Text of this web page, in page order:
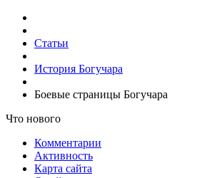
Статьи
История Богучара
Боевые страницы Богучара
Что нового
Комментарии
Активность
Карта сайта